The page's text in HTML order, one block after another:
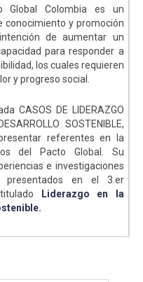
Global Colombia es un
conocimiento y promoción
de aumentar un
para responder a
los cuales requieren
y progreso social.
CASOS DE LIDERAZGO
SOSTENIBLE,
referentes en la
del Pacto Global. Su
e investigaciones
presentados en el 3.er
Liderazgo en la